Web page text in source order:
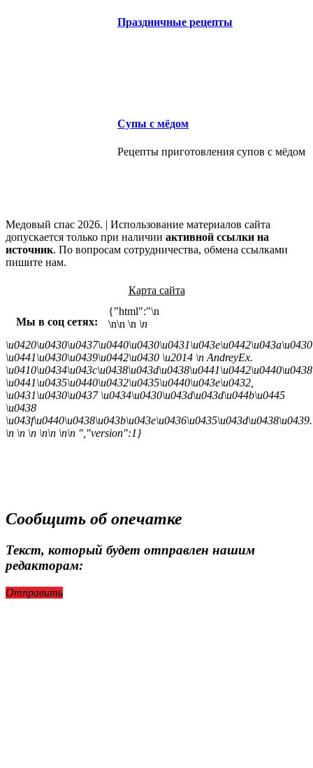
Праздничные рецепты
Супы с мёдом
Рецепты приготовления супов с мёдом
Медовый спас 2026. | Использование материалов сайта
допускается только при наличии активной ссылки на
источник. По вопросам сотрудничества, обмена ссылками
пишите нам.
Карта сайта
Мы в соц сетях:
{"html":"\n
\n\n \n \n
\u0420\u0430\u0437\u0440\u0430\u0431\u043e\u0442\u043a\u0430
\u0441\u0430\u0439\u0442\u0430 \u2014 \n AndreyEx.
\u0441\u0435\u0440\u0432\u0435\u0440\u043e\u0432,
\u0431\u0430\u0437 \u0434\u0430\u043d\u043d\u044b\u0445
\u0438
\n \n \n \n\n \n\n ","version":1}
Сообщить об опечатке
Текст, который будет отправлен нашим
редакторам:
Отправить